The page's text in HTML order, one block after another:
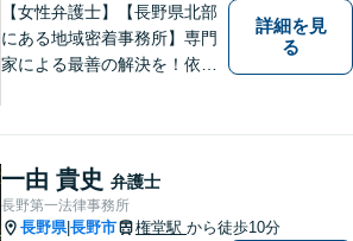
【女性弁護士】【長野県北部
にある地域密着事務所】専門
家による最善の解決を！依頼
スをご提供します。
詳細を見
る
一由 貴史 弁護士
長野第一法律事務所
長野県|長野市 権堂駅 から徒歩10分